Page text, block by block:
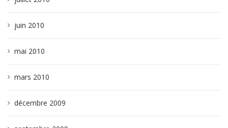
juin 2010
mai 2010
mars 2010
décembre 2009